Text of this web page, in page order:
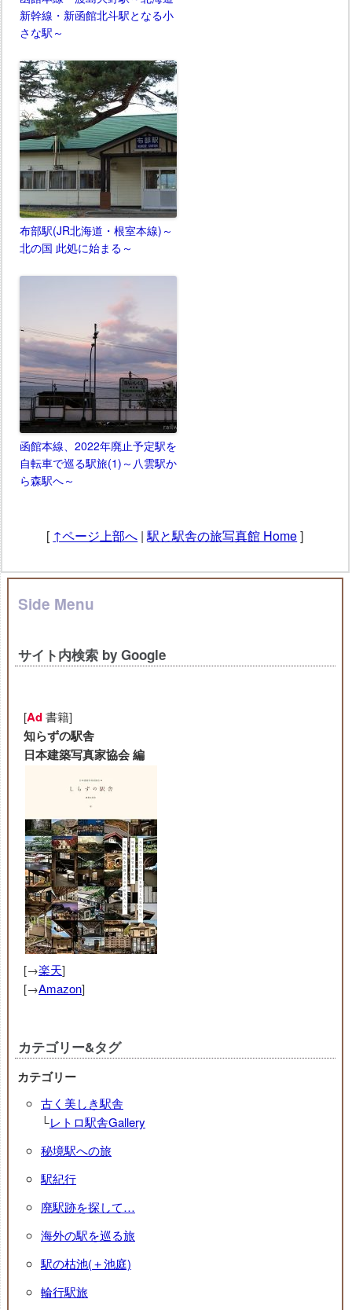
新幹線・新函館北斗駅となる小
さな駅～
布部駅(JR北海道・根室本線)～
北の国 此処に始まる～
函館本線、2022年廃止予定駅を
自転車で巡る駅旅(1)～八雲駅か
ら森駅へ～
[ ↑ページ上部へ |駅と駅舎の旅写真館 Home]
Side Menu
サイト内検索 by Google
[Ad書籍]
知らずの駅舎
日本建築写真家協会 編
[→楽天]
[→Amazon]
カテゴリー&タグ
カテゴリー
古く美しき駅舎
└レトロ駅舎Gallery
秘境駅への旅
駅紀行
廃駅跡を探して…
海外の駅を巡る旅
駅の枯池(＋池庭)
輪行駅旅